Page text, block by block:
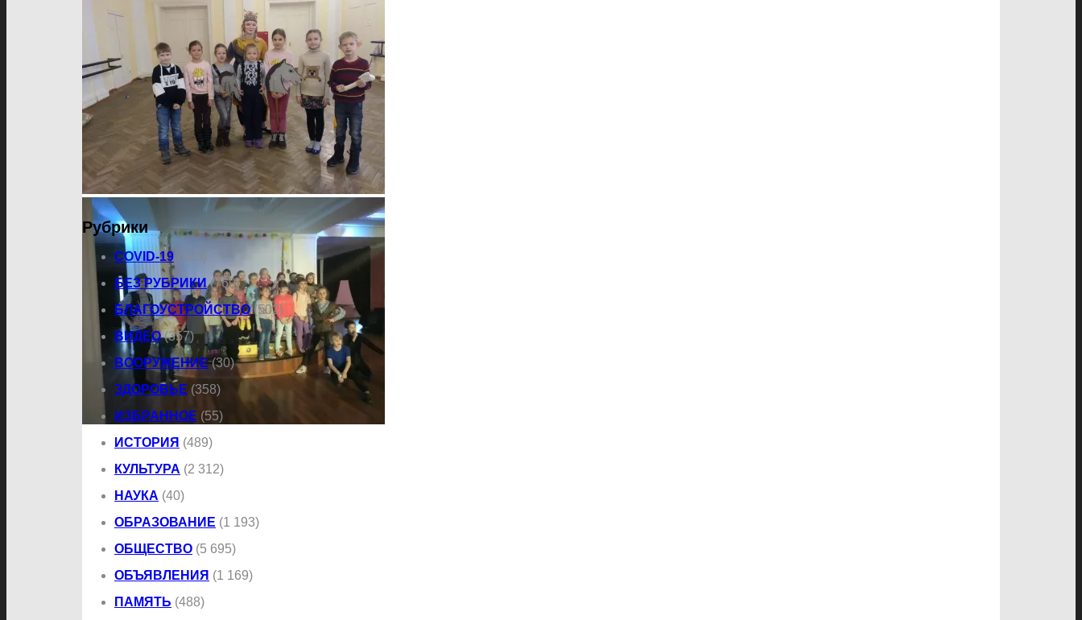
Рубрики
COVID-19 (323)
БЕЗ РУБРИКИ(769)
БЛАГОУСТРОЙСТВО(502)
ВИДЕО(357)
ВООРУЖЕНИЕ(30)
ЗДОРОВЬЕ (358)
ИЗБРАННОЕ (55)
ИСТОРИЯ (489)
КУЛЬТУРА (2 312)
НАУКА (40)
ОБРАЗОВАНИЕ (1 193)
ОБЩЕСТВО (5 695)
ОБЪЯВЛЕНИЯ (1 169)
ПАМЯТЬ (488)